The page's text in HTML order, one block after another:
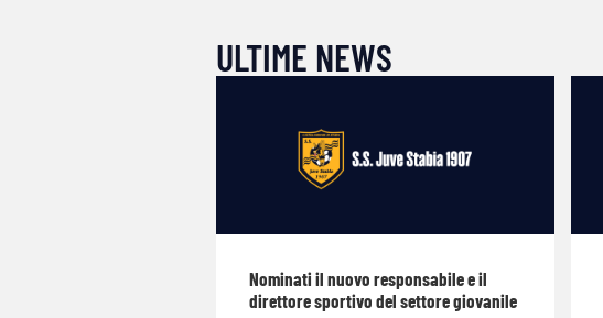
ULTIME NEWS
Nominati il nuovo responsabile e il
direttore sportivo del settore giovanile